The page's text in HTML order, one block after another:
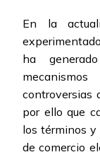
En la
ha
controversias
por ello que
los términos
de comercio